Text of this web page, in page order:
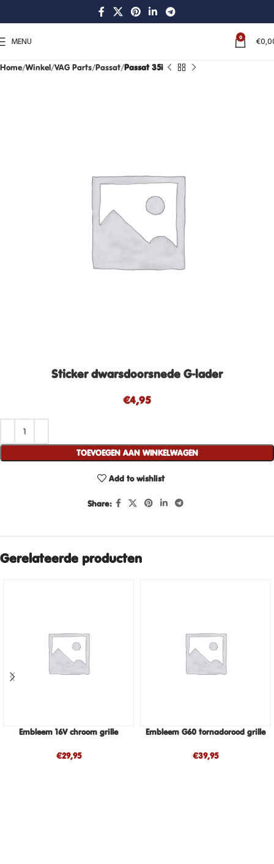
MENU 0 €
Home Winkel VAG Parts Passat Passat 35i
Sticker dwarsdoorsnede G-lader
€4,95
TOEVOEGEN AAN WINKELWAGEN
Add to wishlist
Share:
Gerelateerde producten
Embleem 16V chroom grille
€29,95
Embleem G60 tornadorood grille
€39,95